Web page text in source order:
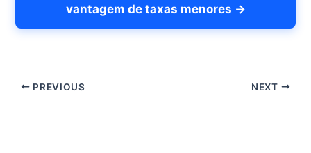
vantagem de taxas menores →
PREVIOUS NEXT